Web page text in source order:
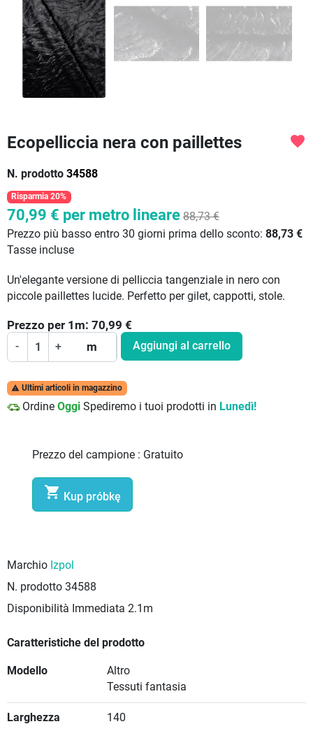
Ecopelliccia nera con paillettes
N. prodotto 34588
favorite
Risparmia 20%
70,99 € per metro lineare 88,73 €
Prezzo più basso entro 30 giorni prima dello sconto: 88,73 €
Tasse incluse
Un'elegante versione di pelliccia tangenziale in nero con
piccole paillettes lucide. Perfetto per gilet, cappotti, stole.
Prezzo per 1 m: 70,99 €
- + m Aggiungi al carrello
 Ultimi articoli in magazzino
Ordine Oggi Spediremo i tuoi prodotti in Lunedì!
Prezzo del campione : Gratuito
 Kup próbkę
Marchio Izpol
N. prodotto 34588
Disponibilità Immediata 2.1m
Caratteristiche del prodotto
Modello
Altro
Tessuti fantasia
Larghezza 140